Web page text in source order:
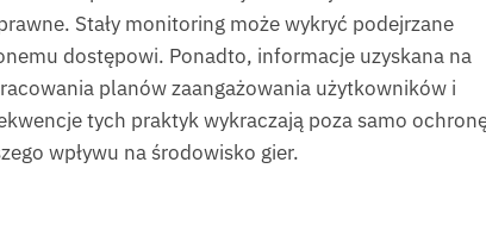
Stały monitoring może wykryć podejrzane
dostępowi. Ponadto, informacje uzyskana na
planów zaangażowania użytkowników i
tych praktyk wykraczają poza samo
wpływu na środowisko gier.